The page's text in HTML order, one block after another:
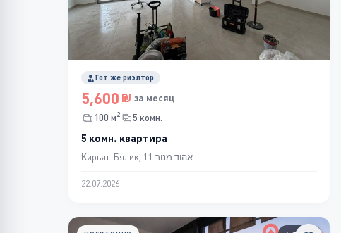
Тот же риэлтор
5,600
за месяц
100 м2 5 комн.
5 комн. квартира
Кирьят-Бялик, אהוד מנור 11
22.07.2026